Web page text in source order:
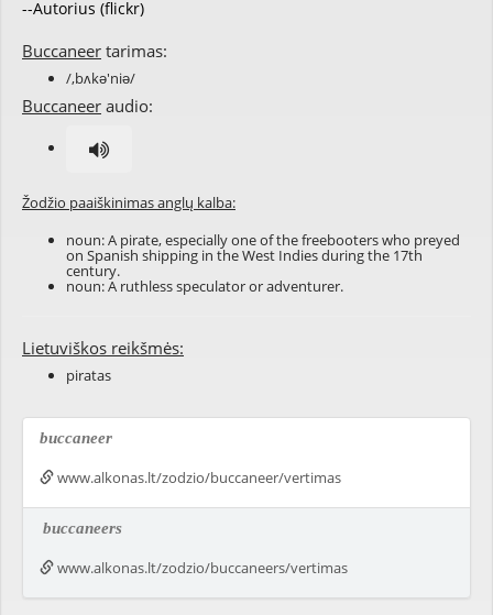
--Autorius (flickr)
Buccaneer tarimas:
/,bʌkə'niə/
Buccaneer audio:
Žodžio paaiškinimas anglų kalba:
noun: A pirate, especially one of the freebooters who preyed
on Spanish shipping in the West Indies during the 17th
century.
noun: A ruthless speculator or adventurer.
Lietuviškos reikšmės:
piratas
buccaneer
www.alkonas.lt/zodzio/buccaneer/vertimas
buccaneers
www.alkonas.lt/zodzio/buccaneers/vertimas